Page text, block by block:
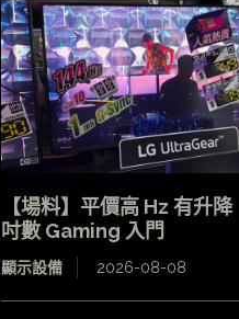
【場料】平價高 Hz 有升
吋數 Gaming 入門
顯示設備 2026-08-08